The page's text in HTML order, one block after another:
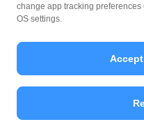
©
change app tracking
OS settings.